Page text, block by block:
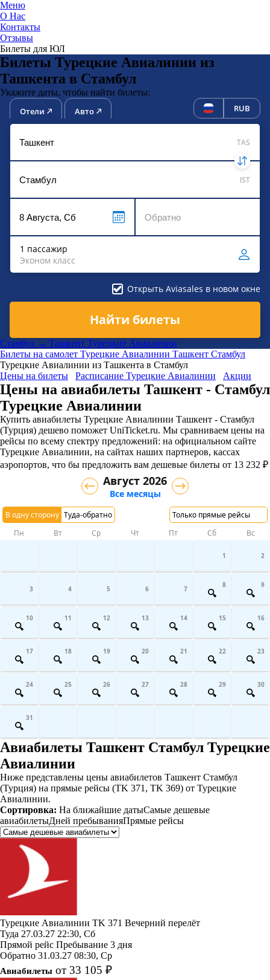
Меню
О Нас
Контакты
Отзывы
Билеты для ЮЛ
Билеты Турецкие Авиалинии из
Ташкента в Стамбул
Укажите даты, чтобы найти билеты:
Отели Авто RUB
TAS
IST
1 пассажир
Эконом класс
Открыть Aviasales в новом окне
Найти билеты
Стамбул → Ташкент Турецкие Авиалинии
Билеты на самолет Турецкие Авиалинии Ташкент Стамбул
Турецкие Авиалинии из Ташкента в Стамбул
Цены на билеты
Расписание Турецкие Авиалинии Акции
Цены на авиабилеты Ташкент - Стамбул
Турецкие Авиалинии
Купить авиабилеты Турецкие Авиалинии Ташкент - Стамбул
(Турция) дешево поможет UniTicket.ru. Мы сравниваем цены на
рейсы по всему спектру предложений: на официальном сайте
Турецкие Авиалинии, на сайтах наших партнеров, кассах
аэропортов, что бы предложить вам дешевые билеты от 13 232 ₽
В одну сторону Туда-обратно Только прямые рейсы
Август 2026
Все месяцы
Пн Вт Ср Чт Пт Сб Вс
1 2
3 4 5 6 7 8 9
10 11 12 13 14 15 16
17 18 19 20 21 22 23
24 25 26 27 28 29 30
31
Авиабилеты Ташкент Стамбул Турецкие
Авиалинии
Ниже представлены цены авиабилетов Ташкент Стамбул
(Турция) на прямые рейсы (TK 371, TK 369) от Турецкие
Авиалинии.
Сортировка: На ближайшие датыСамые дешевые
авиабилетыДней пребыванияПрямые рейсы
Турецкие Авиалинии TK 371 Вечерний перелёт
Туда 27.03.27 22:30, Сб
Прямой рейс Пребывание 3 дня
Обратно 31.03.27 08:30, Ср
Авиабилеты от 33 105 ₽